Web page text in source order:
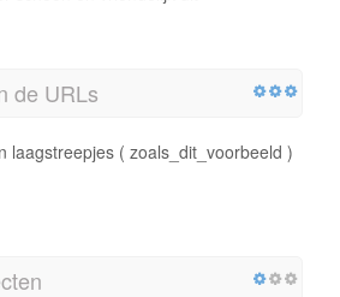
de URLs
laagstreepjes ( zoals_dit_voorbeeld )